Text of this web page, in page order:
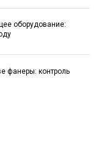
оборудование:
фанеры: контроль